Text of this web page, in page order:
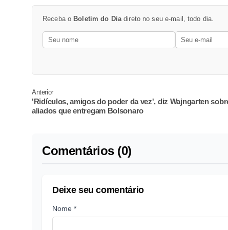
Receba o Boletim do Diadireto no seu e-mail, todo dia.
Anterior
'Ridículos, amigos do poder da vez', diz Wajngarten
aliados que entregam Bolsonaro
Comentários (0)
Deixe seu comentário
Nome *